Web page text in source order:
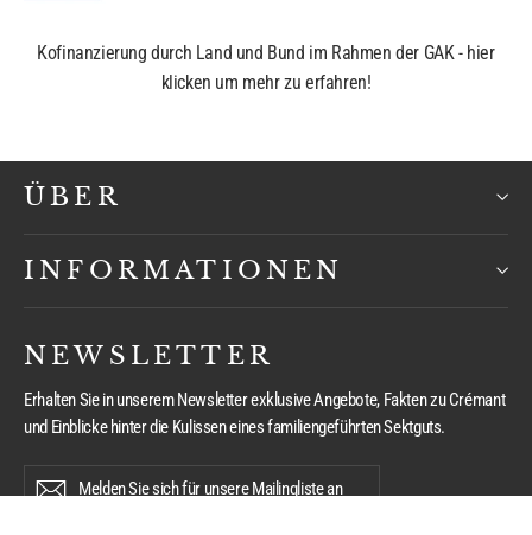
Kofinanzierung durch Land und Bund im Rahmen der GAK - hier
klicken um mehr zu erfahren!
ÜBER
INFORMATIONEN
NEWSLETTER
Erhalten Sie in unserem Newsletter exklusive Angebote, Fakten zu Crémant
und Einblicke hinter die Kulissen eines familiengeführten Sektguts.
Sie
Abonnieren